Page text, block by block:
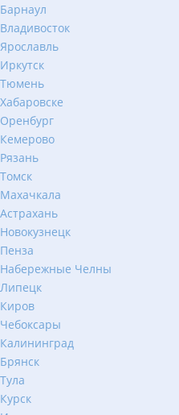
Барнаул
Владивосток
Ярославль
Иркутск
Тюмень
Хабаровске
Оренбург
Кемерово
Рязань
Томск
Махачкала
Астрахань
Новокузнецк
Пенза
Набережные Челны
Липецк
Киров
Чебоксары
Калининград
Брянск
Тула
Курск